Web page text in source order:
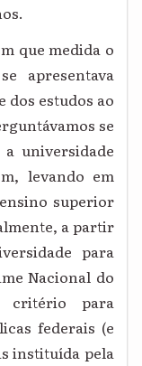
que medida o
apresentava
dos estudos ao
se
a universidade
levando em
superior
a partir
para
Nacional do
critério para
federais (e
instituída pela